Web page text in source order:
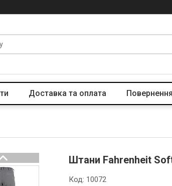
Доставка та оплата
Штани Fahrenheit
Код: 10072